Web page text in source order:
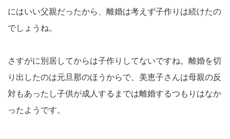
にはいい父親だったから、離婚は考えず子作りは続けたの
でしょうね。
さすがに別居してからは子作りしてないですね。離婚を切
り出したのは元旦那のほうからで、美恵子さんは母親の反
対もあったし子供が成人するまでは離婚するつもりはなか
ったようです。